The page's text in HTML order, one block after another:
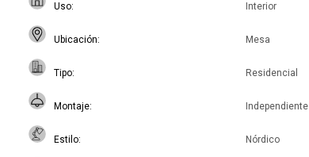
Uso Interior
Ubicación Mesa
Tipo Residencial
Montaje Independiente
Estilo Nórdico